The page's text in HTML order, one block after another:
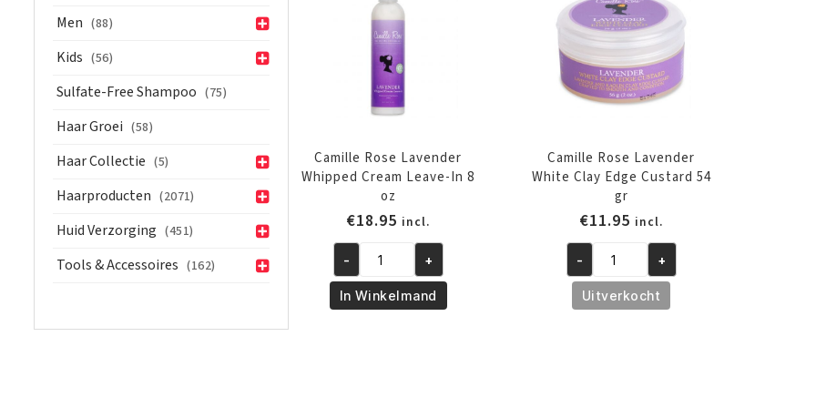
Men (88)
Kids (56)
Sulfate-Free Shampoo (75)
Haar Groei (58)
Haar Collectie (5)
Haarproducten (2071)
Huid Verzorging (451)
Tools & Accessoires (162)
aantal
Camille Rose Lavender
Whipped Cream Leave-In 8
oz
€18.95 incl.
Camille
Rose
Lavender
- +
In Winkelmand
Camille Rose Lavender
White Clay Edge Custard 54
gr
€11.95 incl.
Camille
Rose
Lavender
- +
Uitverkocht